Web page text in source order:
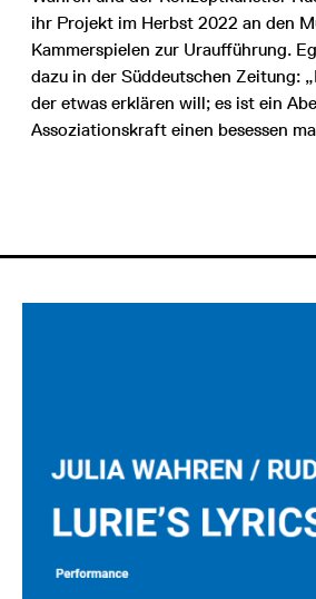
ihr Projekt im Herbst 2022 an den
Kammerspielen zur Uraufführung.
dazu in der Süddeutschen Zeitung:
der etwas erklären will; es ist ein
Assoziationskraft einen besessen